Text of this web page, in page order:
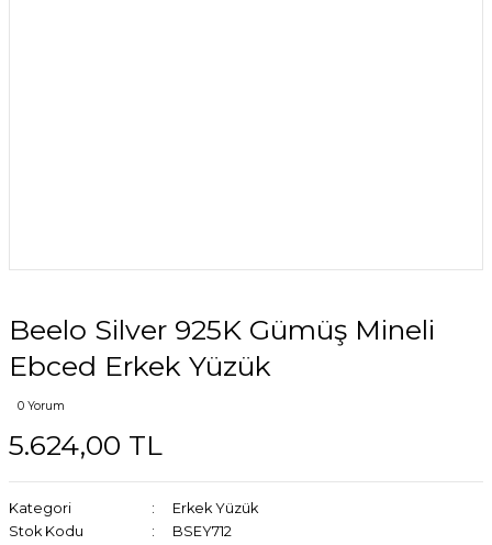
Beelo Silver 925K Gümüş Mineli
Ebced Erkek Yüzük
0 Yorum
5.624,00 TL
Kategori
Erkek Yüzük
Stok Kodu
BSEY712